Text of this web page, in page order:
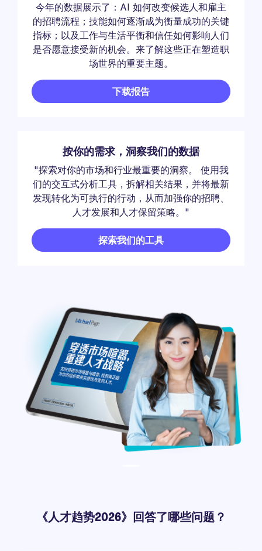
今年的数据展示了：AI 如何改变候选人和雇主
的招聘流程；技能如何逐渐成为衡量成功的关键
指标；以及工作与生活平衡和信任如何影响人们
是否愿意接受新的机会。来了解这些正在塑造职
场世界的重要主题。
下载报告
按你的需求，洞察我们的数据
"探索对你的市场和行业最重要的洞察。 使用我
们的交互式分析工具，拆解相关结果，并将最新
发现转化为可执行的行动，从而加强你的招聘、
人才发展和人才保留策略。"
探索我们的工具
《人才趋势2026》回答了哪些问题？